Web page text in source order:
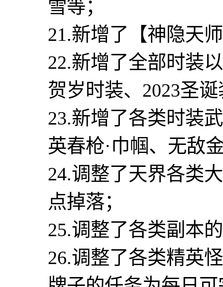
雪等；
21.新增了【神隐天
22.新增了全部时装
贺岁时装、2023圣
23.新增了各类时装
英春枪·巾帼、无敌
24.调整了天界各类
点掉落；
25.调整了各类副本
26.调整了各类精英